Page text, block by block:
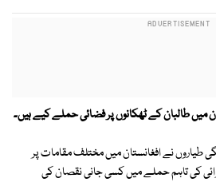
میں طالبان کے ٹھکانوں پر فضائی حملے کیے ہیں۔
طیاروں نے افغانستان میں مختلف مقامات پر
کی تاہم حملے میں کسی جانی نقصان کی